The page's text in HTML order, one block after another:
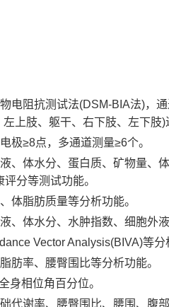
电阻抗测试法(DSM-BIA法)，
上肢、躯干、右下肢、左下肢
极≥8点，多通道测量≥6个。
、体水分、蛋白质、矿物量、
分等测试功能。
体脂肪质量等分析功能。
、体水分、水肿指数、细胞外
Vector Analysis(BIVA)等分
肪率、腰臀围比等分析功能。
身相位角百分位。
代谢率、腰臀围比、腰围、腹